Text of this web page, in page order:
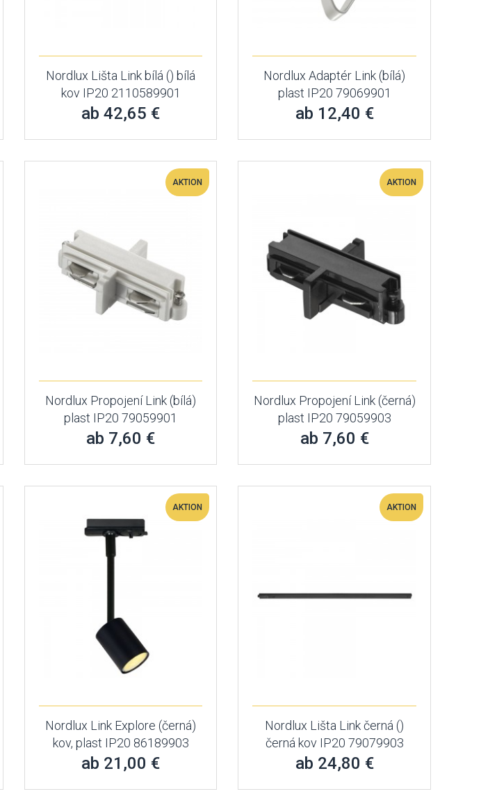
Nordlux Lišta Link bílá () bílá
kov IP20 2110589901
ab 42,65 €
Nordlux Adaptér Link (bílá)
plast IP20 79069901
ab 12,40 €
AKTION
Nordlux Propojení Link (bílá)
plast IP20 79059901
ab 7,60 €
AKTION
Nordlux Propojení Link (černá)
plast IP20 79059903
ab 7,60 €
AKTION
Nordlux Link Explore (černá)
kov, plast IP20 86189903
ab 21,00 €
AKTION
Nordlux Lišta Link černá ()
černá kov IP20 79079903
ab 24,80 €